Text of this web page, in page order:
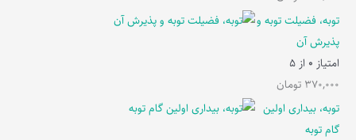
توبه، فضیلت توبه و
پذیرش آن
امتیاز 0 از 5
370,000 تومان
توبه، بیداری اولین
گام توبه